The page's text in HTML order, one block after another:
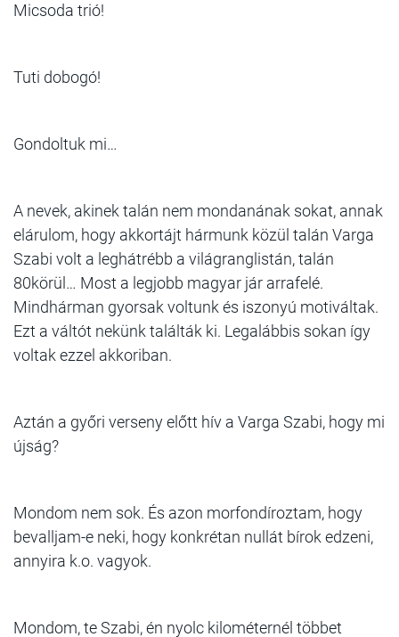
Micsoda trió!
Tuti dobogó!
Gondoltuk mi…
A nevek, akinek talán nem mondanának sokat, annak
elárulom, hogy akkortájt hármunk közül talán Varga
Szabi volt a leghátrébb a világranglistán, talán
80körül… Most a legjobb magyar jár arrafelé.
Mindhárman gyorsak voltunk és iszonyú motiváltak.
Ezt a váltót nekünk találták ki. Legalábbis sokan így
voltak ezzel akkoriban.
Aztán a győri verseny előtt hív a Varga Szabi, hogy mi
újság?
Mondom nem sok. És azon morfondíroztam, hogy
bevalljam-e neki, hogy konkrétan nullát bírok edzeni,
annyira k.o. vagyok.
Mondom, te Szabi, én nyolc kilométernél többet